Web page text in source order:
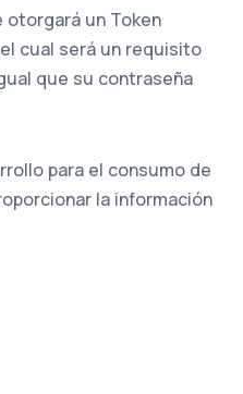
otorgará un Token
cual será un requisito
que su contraseña
para el consumo de
la información